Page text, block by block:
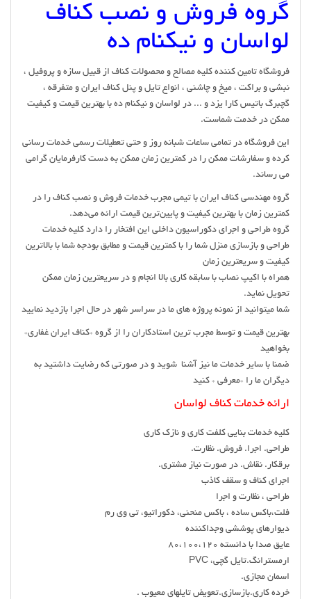
گروه فروش و نصب کناف
لواسان و نیکنام ده
فروشگاه تامین کننده کلیه مصالح و محصولات کناف از قبیل سازه و پروفیل ،
نبشی و براکت ، میخ و چاشنی ، انواع تایل و پنل کناف ایران و متفرقه ،
گچبرگ باتیس کارا یزد و ... در لواسان و نیکنام ده با بهترین قیمت و کیفیت
ممکن در خدمت شماست.
این فروشگاه در تمامی ساعات شبانه روز و حتی تعطیلات رسمی خدمات رسانی
کرده و سفارشات ممکن را در کمترین زمان ممکن به دست کارفرمایان گرامی
می رساند.
گروه مهندسی کناف ایران با تیمی مجرب خدمات فروش و نصب کناف را در
کمترین زمان با بهترین کیفیت و پایین‌ترین قیمت ارائه می‌دهد.
گروه طراحی و اجرای دکوراسیون داخلی این افتخار را دارد کلیه خدمات
طراحی و بازسازی منزل شما را با کمترین قیمت و مطابق بودجه شما با بالاترین
کیفیت و سریعترین زمان
همراه با اکیپ نصاب با سابقه کاری بالا انجام و در سریعترین زمان ممکن
تحویل نماید.
شما میتوانید از نمونه پروژه های ما در سراسر شهر در حال اجرا بازدید نمایید
بهترین قیمت و توسط مجرب ترین استادکاران را از گروه *کناف ایران غفاری*
بخواهید
ضمنا با سایر خدمات ما نیز آشنا شوید و در صورتی که رضایت داشتید به
دیگران ما را *معرفی * کنید
ارائه خدمات کناف لواسان
کلیه خدمات بنایی کلفت کاری و نازک کاری
طراحی. اجرا. فروش. نظارت.
برقکار. نقاش. در صورت نیاز مشتری.
اجرای کناف و سقف کاذب
طراحی ، نظارت و اجرا
فلت،باکس ساده ، باکس منحنی، دکوراتیو، تی وی رم
دیوارهای پوششی وجداکننده
عایق صدا با دانسته ۸۰،۱۰۰،۱۲۰
ارمسترانگ.تایل گچی، PVC
اسمان مجازی.
خرده کاری.بازسازی.تعویض تایلهای معیوب .